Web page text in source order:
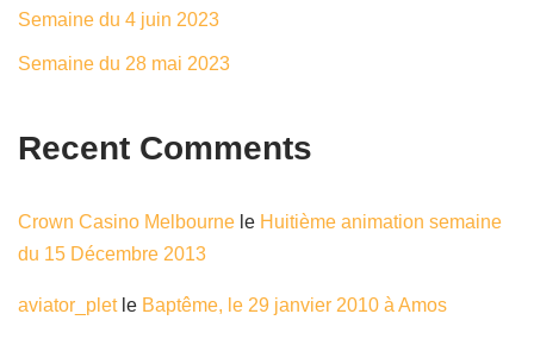
Semaine du 4 juin 2023
Semaine du 28 mai 2023
Recent Comments
Crown Casino Melbourne le Huitième animation semaine
du 15 Décembre 2013
aviator_pletle Baptême, le 29 janvier 2010 à Amos